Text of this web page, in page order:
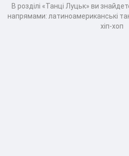
В розділі «Танці Луцьк» ви
напрямами: латиноамериканські
хіп-хоп